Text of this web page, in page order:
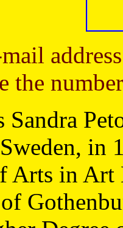
the
Sandra
in
Arts in Art